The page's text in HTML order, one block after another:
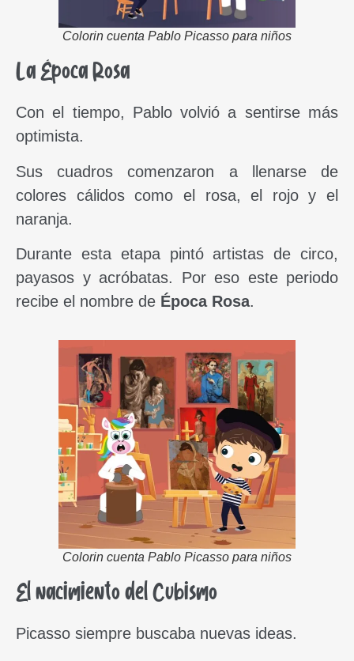
Colorin cuenta Pablo Picasso para niños
La Época Rosa
Con el tiempo, Pablo volvió a sentirse más
optimista.
Sus cuadros comenzaron a llenarse de
colores cálidos como el rosa, el rojo y el
naranja.
Durante esta etapa pintó artistas de circo,
payasos y acróbatas. Por eso este periodo
recibe el nombre de Época Rosa.
Colorin cuenta Pablo Picasso para niños
El nacimiento del Cubismo
Picasso siempre buscaba nuevas ideas.